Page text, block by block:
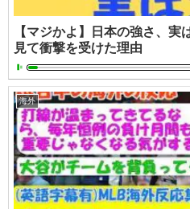
【マジかよ】日本の強さ、実
見て衝撃を受けた理由
海外